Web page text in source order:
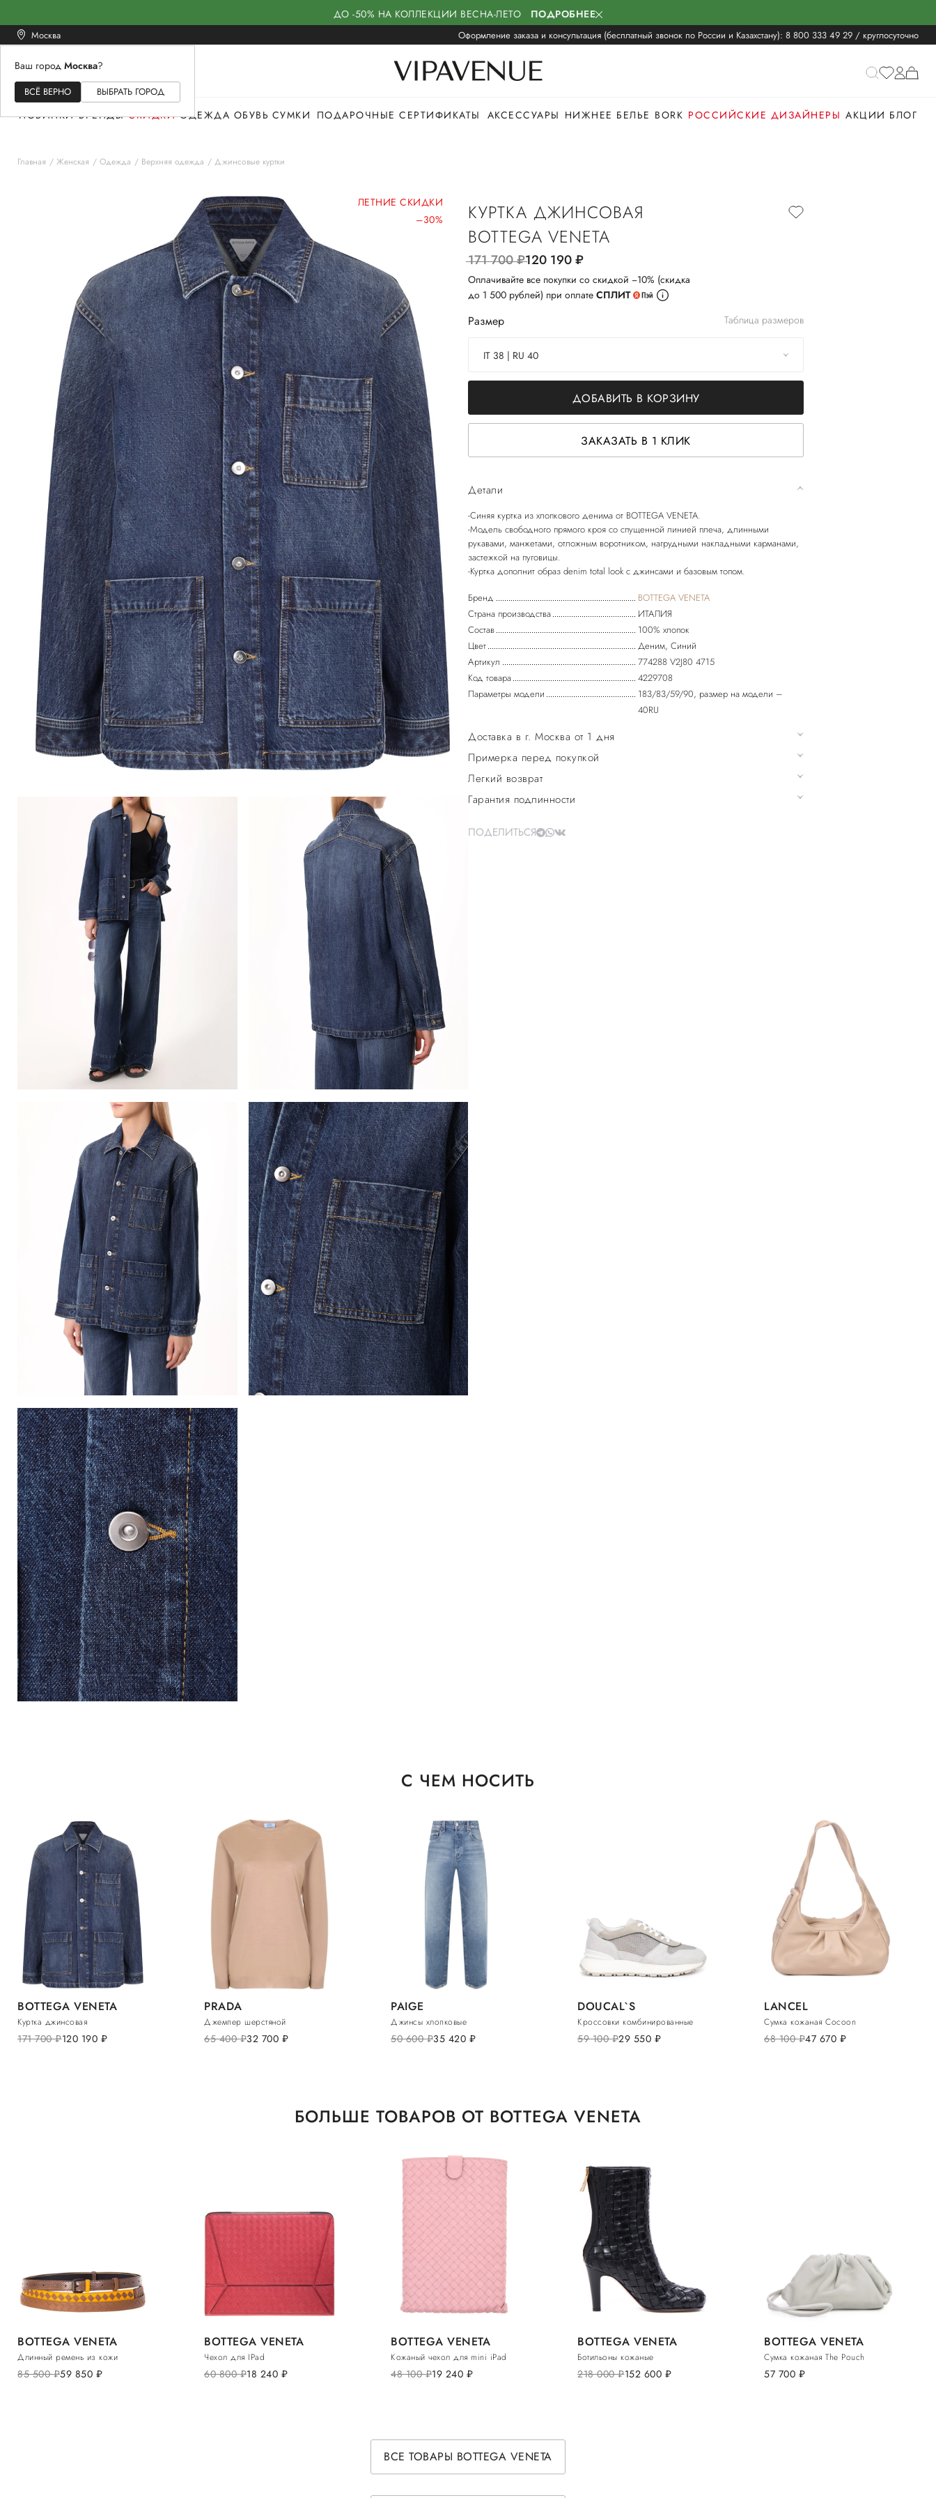
ДО -50% НА КОЛЛЕКЦИИ ВЕСНА-ЛЕТО ПОДРОБНЕЕ
Москва Оформление заказа и консультация (бесплатный звонок по России и Казахстану): 8 800 333 49 29 / круглосуточно
Ваш город Москва?
ВСЁ ВЕРНО ВЫБРАТЬ ГОРОД
ЖЕНСКОЕМУЖСКОЕ
НОВИНКИ БРЕНДЫ СКИДКИ ОДЕЖДА ОБУВЬ СУМКИ ПОДАРОЧНЫЕ СЕРТИФИКАТЫ АКСЕССУАРЫ НИЖНЕЕ БЕЛЬЕ BORK РОССИЙСКИЕ ДИЗАЙНЕРЫ АКЦИИ БЛОГ
Главная Женская Одежда Верхняя одежда Джинсовые куртки
ЛЕТНИЕ СКИДКИ
–30%
КУРТКА ДЖИНСОВАЯ
BOTTEGA VENETA
171 700руб.120 190руб.
Оплачивайте все покупки со скидкой −10% (скидка
до 1 500 рублей) при оплате СПЛИТ
Размер Таблица размеров
IT 38 | RU 40
ДОБАВИТЬ В КОРЗИНУ
ЗАКАЗАТЬ В 1 КЛИК
Детали
-Синяя куртка из хлопкового денима от BOTTEGA VENETA.
-Модель свободного прямого кроя со спущенной линией плеча, длинными
рукавами, манжетами, отложным воротником, нагрудными накладными карманами,
застежкой на пуговицы.
Бренд
BOTTEGA VENETA
Страна производства
ИТАЛИЯ
Состав
100% хлопок
Цвет
Деним, Синий
Артикул
774288 V2J80 4715
Код товара
4229708
Параметры модели
183/83/59/90, размер на модели –
40RU
Доставка в г. Москва от 1 дня
Примерка перед покупкой
Легкий возврат
Гарантия подлинности
ПОДЕЛИТЬСЯ
С ЧЕМ НОСИТЬ
BOTTEGA VENETA
Куртка джинсовая
171 700руб.120 190 руб.
PRADA
Джемпер шерстяной
65 400руб.32 700 руб.
PAIGE
Джинсы хлопковые
50 600руб.35 420 руб.
DOUCAL`S
Кроссовки комбинированные
59 100руб.29 550 руб.
LANCEL
Сумка кожаная Cocoon
68 100руб.47 670 руб.
БОЛЬШЕ ТОВАРОВ ОТ BOTTEGA VENETA
BOTTEGA VENETA
Длинный ремень из кожи
85 500руб.59 850 руб.
BOTTEGA VENETA
Чехол для IPad
60 800руб.18 240 руб.
BOTTEGA VENETA
Кожаный чехол для mini iPad
48 100руб.19 240 руб.
BOTTEGA VENETA
Ботильоны кожаные
218 000руб.152 600 руб.
BOTTEGA VENETA
Сумка кожаная The Pouch
57 700 руб.
ВСЕ ТОВАРЫ BOTTEGA VENETA